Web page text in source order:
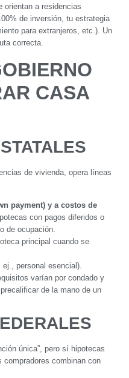
orientan a residencias
de inversión, tu estrategia
para extranjeros, etc.). Un
correcta.
CASA
de vivienda, opera líneas
payment) y a costos de
con pagos diferidos o
de ocupación.
principal cuando se
ej., personal esencial).
varían por condado y
de la mano de un
única”, pero sí hipotecas
compradores combinan con